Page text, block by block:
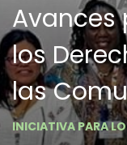
Avances
los
las
INICIATIVA PARA